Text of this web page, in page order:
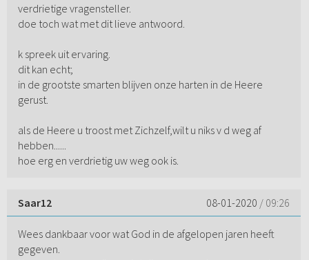
verdrietige vragensteller.
doe toch wat met dit lieve antwoord.
k spreek uit ervaring.
dit kan echt;
in de grootste smarten blijven onze harten in de Heere
gerust.
als de Heere u troost met Zichzelf,wilt u niks v d weg af
hebben......
hoe erg en verdrietig uw weg ook is.
Saar12 08-01-2020 / 09:26
Wees dankbaar voor wat God in de afgelopen jaren heeft
gegeven.